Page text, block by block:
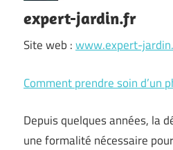
expert-jardin.fr
Site web :www.expert-
Comment prendre soin d’un
Depuis quelques années, la
une formalité nécessaire